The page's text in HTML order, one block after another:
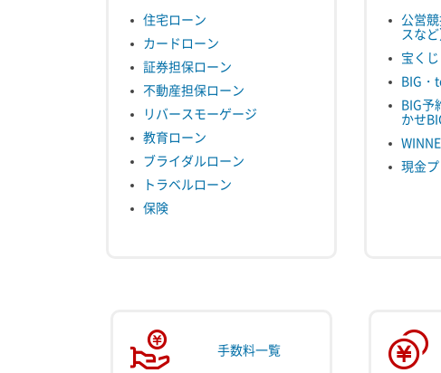
住宅ローン
カードローン
証券担保ローン
不動産担保ローン
リバースモーゲージ
教育ローン
ブライダルローン
トラベルローン
保険
公営
スなど
宝くじ
BIG・
BIG予
かせ
現金
手数料一覧